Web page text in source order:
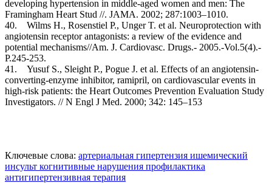
developing hypertension in middle-aged women and men: The
Framingham Heart Stud //. JAMA. 2002; 287:1003–1010.
40. Wilms H., Rosenstiel P., Unger T. et al. Neuroprotection with
angiotensin receptor antagonists: a review of the evidence and
potential mechanisms//Am. J. Cardiovasc. Drugs.- 2005.-Vol.5(4).-
P.245-253.
41. Yusuf S., Sleight P., Pogue J. et al. Effects of an angiotensin-
converting-enzyme inhibitor, ramipril, on cardiovascular events in
high-risk patients: the Heart Outcomes Prevention Evaluation Study
Investigators. // N Engl J Med. 2000; 342: 145–153
Ключевые слова: артериальная гипертензия ишемический
инсульт когнитивные нарушения профилактика
антигипертензивная терапия